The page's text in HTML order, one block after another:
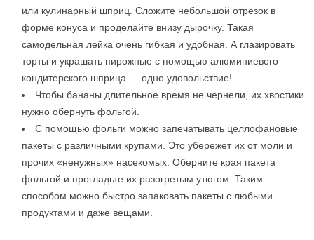
или кулинарный шприц. Сложите небольшой отрезок в
форме конуса и проделайте внизу дырочку. Такая
самодельная лейка очень гибкая и удобная. А глазировать
торты и украшать пирожные с помощью алюминиевого
кондитерского шприца — одно удовольствие!
Чтобы бананы длительное время не чернели, их хвостики
нужно обернуть фольгой.
С помощью фольги можно запечатывать целлофановые
пакеты с различными крупами. Это убережет их от моли и
прочих «ненужных» насекомых. Оберните края пакета
фольгой и прогладьте их разогретым утюгом. Таким
способом можно быстро запаковать пакеты с любыми
продуктами и даже вещами.